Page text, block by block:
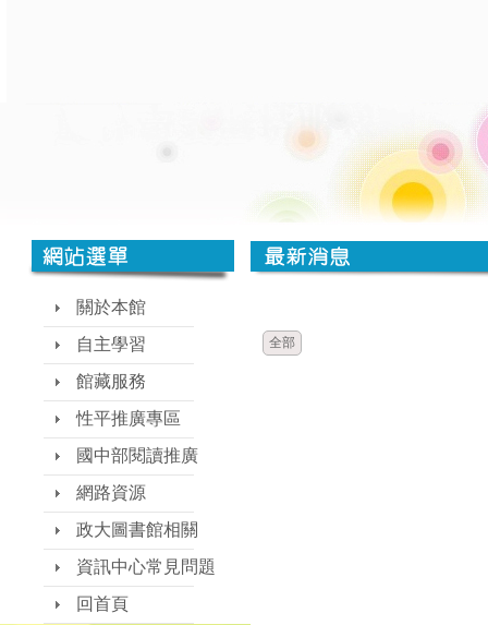
關於本館
自主學習
館藏服務
性平推廣專區
國中部閱讀推廣
網路資源
政大圖書館相關
資訊中心常見問題
回首頁
全部